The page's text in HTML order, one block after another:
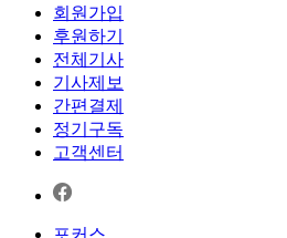
회원가입
후원하기
전체기사
기사제보
간편결제
정기구독
고객센터
포커스